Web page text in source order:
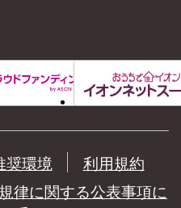
奨環境
利用規約
律に関する公表事項に